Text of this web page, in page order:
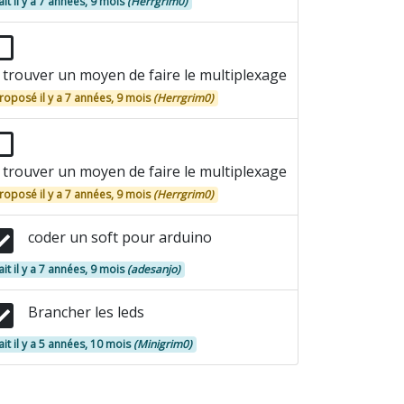
trouver un moyen de faire le multiplexage
il y a 7 années, 9 mois(Herrgrim0)
trouver un moyen de faire le multiplexage
il y a 7 années, 9 mois(Herrgrim0)
coder un soft pour arduino
il y a 7 années, 9 mois(adesanjo)
Brancher les leds
il y a 5 années, 10 mois(Minigrim0)